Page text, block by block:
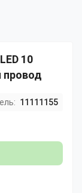
10
провод
11111155